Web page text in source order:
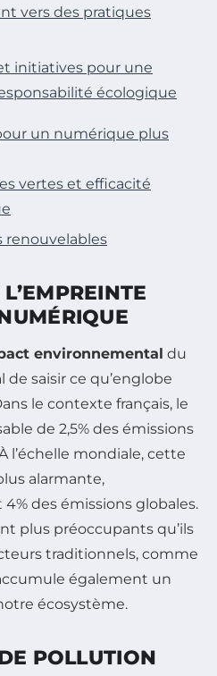
vers des pratiques
initiatives pour une
écologique
un numérique plus
vertes et efficacité
renouvelables
environnemental du
saisir ce qu’englobe
le contexte français, le
de 2,5% des émissions
l’échelle mondiale, cette
alarmante,
des émissions globales.
plus préoccupants qu’ils
traditionnels, comme
également un
écosystème.
POLLUTION